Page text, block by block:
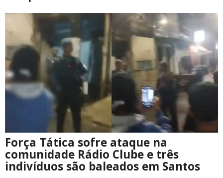
Força Tática sofre ataque na
comunidade Rádio Clube e três
indivíduos são baleados em Santos